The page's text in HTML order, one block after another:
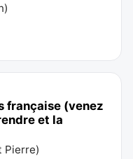
)
française (venez
et la
Pierre)